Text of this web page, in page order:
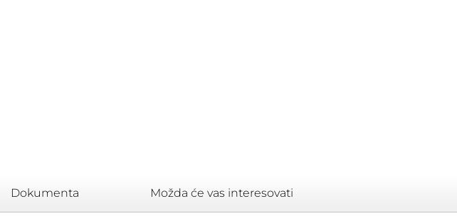
Dokumenta Možda će vas interesovati